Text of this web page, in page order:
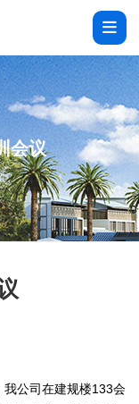
会议
公司在建规楼133会